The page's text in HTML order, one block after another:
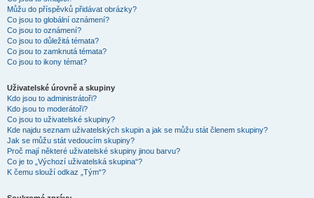
Můžu do příspěvků přidávat obrázky?
Co jsou to globální oznámení?
Co jsou to oznámení?
Co jsou to důležitá témata?
Co jsou to zamknutá témata?
Co jsou to ikony témat?
Uživatelské úrovně a skupiny
Kdo jsou to administrátoři?
Kdo jsou to moderátoři?
Co jsou to uživatelské skupiny?
Kde najdu seznam uživatelských skupin a jak se můžu stát členem skupiny?
Jak se můžu stát vedoucím skupiny?
Proč mají některé uživatelské skupiny jinou barvu?
Co je to „Výchozí uživatelská skupina“?
K čemu slouží odkaz „Tým“?